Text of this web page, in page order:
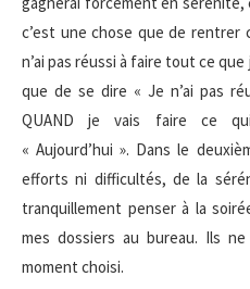
c’est une chose que de
n’ai pas réussi à faire tout ce que
que de se dire « Je n’ai pas
QUAND je vais faire ce
« Aujourd’hui ». Dans le
efforts ni difficultés, de la
tranquillement penser à la
mes dossiers au bureau. Ils
moment choisi.